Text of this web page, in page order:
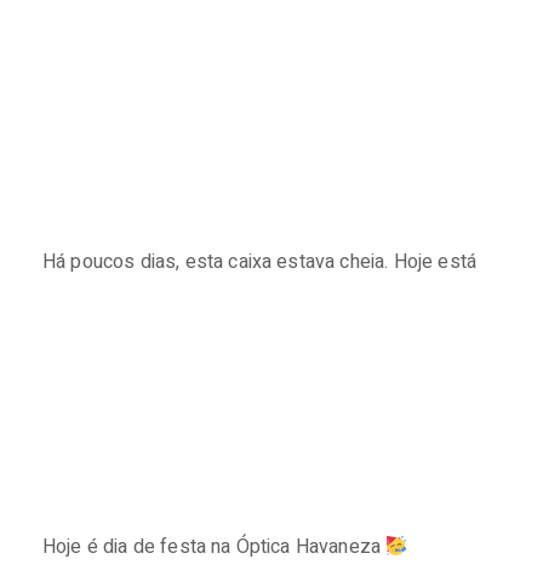
Há poucos dias, esta caixa estava cheia. Hoje está
Hoje é dia de festa na Óptica Havaneza